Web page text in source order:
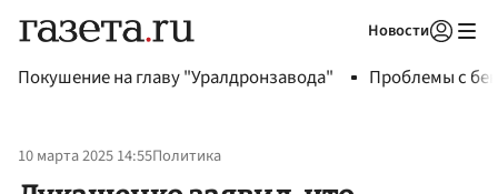
Новости
Покушение на главу "Уралдронзавода" Проблемы с
10 марта 2025 14:55Политика